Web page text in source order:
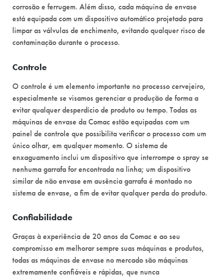
corrosão e ferrugem. Além disso, cada máquina de envase
está equipada com um dispositivo automático projetado para
limpar as válvulas de enchimento, evitando qualquer risco de
contaminação durante o processo.
Controle
O controle é um elemento importante no processo cervejeiro,
especialmente se visamos gerenciar a produção de forma a
evitar qualquer desperdício de produto ou tempo. Todas as
máquinas de envase da Comac estão equipadas com um
painel de controle que possibilita verificar o processo com um
único olhar, em qualquer momento. O sistema de
enxaguamento inclui um dispositivo que interrompe o spray se
nenhuma garrafa for encontrada na linha; um dispositivo
similar de não envase em ausência garrafa é montado no
sistema de envase, a fim de evitar qualquer perda do produto.
Confiabilidade
Graças à experiência de 20 anos da Comac e ao seu
compromisso em melhorar sempre suas máquinas e produtos,
todas as máquinas de envase no mercado são máquinas
extremamente confiáveis e rápidas, que nunca